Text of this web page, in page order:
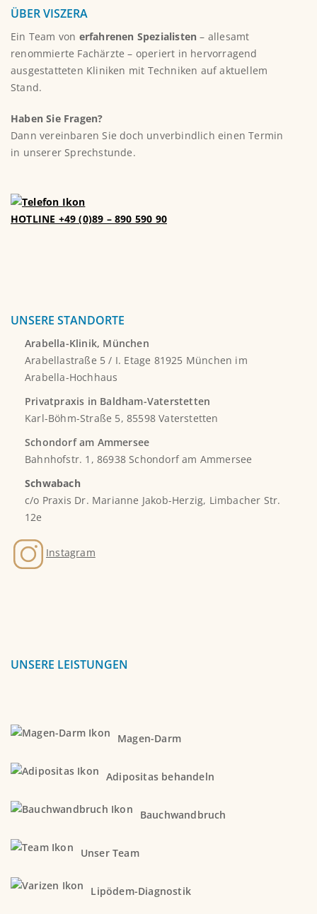
ÜBER VISZERA
Ein Team von erfahrenen Spezialisten – allesamt
renommierte Fachärzte – operiert in hervorragend
ausgestatteten Kliniken mit Techniken auf aktuellem
Stand.
Haben Sie Fragen?
Dann vereinbaren Sie doch unverbindlich einen Termin
in unserer Sprechstunde.
HOTLINE +49 (0)89 – 890 590 90
UNSERE STANDORTE
Arabella-Klinik, München
Arabellastraße 5 / I. Etage 81925 München im
Arabella-Hochhaus
Privatpraxis in Baldham-Vaterstetten
Karl-Böhm-Straße 5, 85598 Vaterstetten
Schondorf am Ammersee
Bahnhofstr. 1, 86938 Schondorf am Ammersee
Schwabach
c/o Praxis Dr. Marianne Jakob-Herzig, Limbacher Str.
12e
Instagram
UNSERE LEISTUNGEN
Magen-Darm
Adipositas behandeln
Bauchwandbruch
Unser Team
Lipödem-Diagnostik